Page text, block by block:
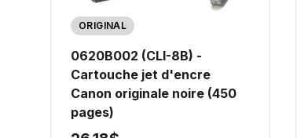
ORIGINAL
0620B002 (CLI-8B) -
Cartouche jet d'encre
Canon originale noire (450
pages)